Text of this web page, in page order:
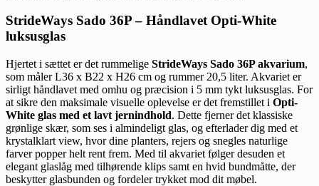
StrideWays Sado 36P – Håndlavet Opti-White
luksusglas
Hjertet i sættet er det rummelige StrideWays Sado 36P akvarium,
som måler L36 x B22 x H26 cm og rummer 20,5 liter. Akvariet er
sirligt håndlavet med omhu og præcision i 5 mm tykt luksusglas. For
at sikre den maksimale visuelle oplevelse er det fremstillet i Opti-
White glas med et lavt jernindhold. Dette fjerner det klassiske
grønlige skær, som ses i almindeligt glas, og efterlader dig med et
krystalklart view, hvor dine planters, rejers og snegles naturlige
farver popper helt rent frem. Med til akvariet følger desuden et
elegant glaslåg med tilhørende klips samt en hvid bundmåtte, der
beskytter glasbunden og fordeler trykket mod dit møbel.